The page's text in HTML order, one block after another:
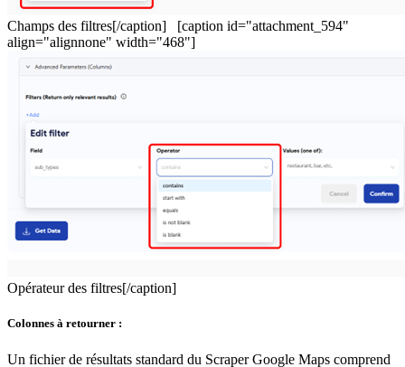
Champs des filtres[/caption] [caption id="attachment_594"
align="alignnone" width="468"]
Opérateur des filtres[/caption]
Colonnes à retourner :
Un fichier de résultats standard du Scraper Google Maps comprend